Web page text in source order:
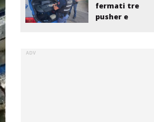
fermati tre
pusher e